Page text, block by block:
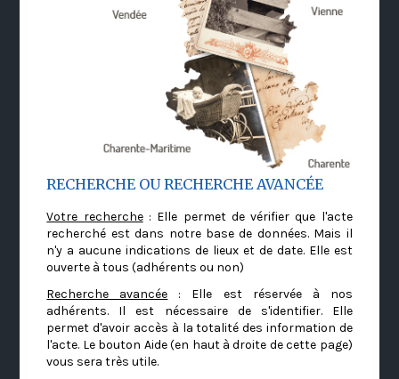
RECHERCHE OU RECHERCHE AVANCÉE
Votre recherche: Elle permet de vérifier que l'acte
recherché est dans notre base de données. Mais il
n'y a aucune indications de lieux et de date. Elle est
ouverte à tous (adhérents ou non)
Recherche avancée : Elle est réservée à nos
adhérents. Il est nécessaire de s'identifier. Elle
permet d'avoir accès à la totalité des information de
l'acte. Le bouton Aide (en haut à droite de cette page)
vous sera très utile.